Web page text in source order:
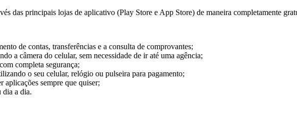
das principais lojas de aplicativo (Play Store e App Store) de maneira completamente
de contas, transferências e a consulta de comprovantes;
a câmera do celular, sem necessidade de ir até uma agência;
completa segurança;
o seu celular, relógio ou pulseira para pagamento;
aplicações sempre que quiser;
dia a dia.